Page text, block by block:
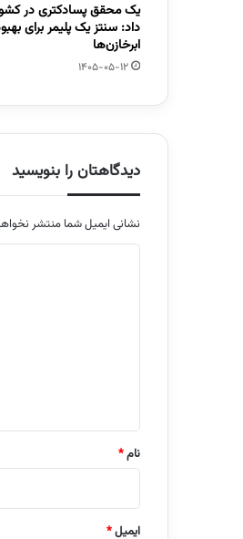
یک محقق پسادکتری در
داد: سنتز یک پلیمر برای
ابرخازن‌ها
1405-05-12
دیدگاهتان را بنویسید
نشانی ایمیل شما منتشر
نام*
ایمیل*